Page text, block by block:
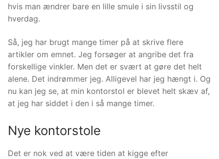
hvis man ændrer bare en lille smule i sin livsstil og
hverdag.
Så, jeg har brugt mange timer på at skrive flere
artikler om emnet. Jeg forsøger at angribe det fra
forskellige vinkler. Men det er svært at gøre det helt
alene. Det indrømmer jeg. Alligevel har jeg hængt i. Og
nu kan jeg se, at min kontorstol er blevet helt skæv af,
at jeg har siddet i den i så mange timer.
Nye kontorstole
Det er nok ved at være tiden at kigge efter